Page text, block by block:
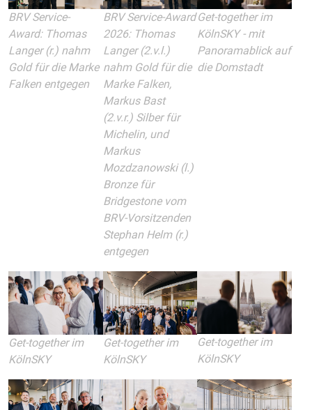
BRV Service-
Award: Thomas
Langer (r.) nahm
Gold für die Marke
Falken entgegen
BRV Service-Award
2026: Thomas
Langer (2.v.l.)
nahm Gold für die
Marke Falken,
Markus Bast
(2.v.r.) Silber für
Michelin, und
Markus
Mozdzanowski (l.)
Bronze für
Bridgestone vom
BRV-Vorsitzenden
Stephan Helm (r.)
entgegen
Get-together im
KölnSKY - mit
Panoramablick auf
die Domstadt
Get-together im
KölnSKY
Get-together im
KölnSKY
Get-together im
KölnSKY